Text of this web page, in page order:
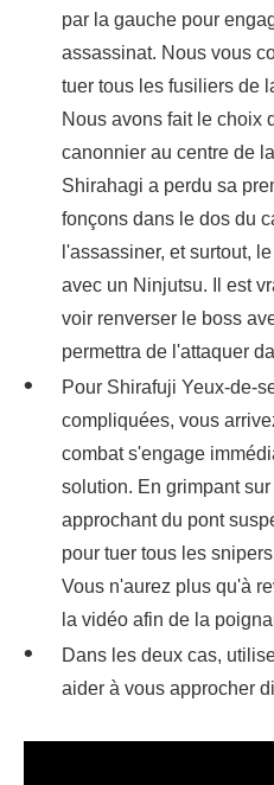
par la gauche pour
assassinat. Nous vous
tuer tous les fusiliers de
Nous avons fait le choix
canonnier au centre de
Shirahagi a perdu sa
fonçons dans le dos du
l'assassiner, et surtout,
avec un Ninjutsu. Il est
voir renverser le boss
permettra de l'attaquer
Pour Shirafuji Yeux-de-
compliquées, vous
combat s'engage
solution. En grimpant
approchant du pont
pour tuer tous les
Vous n'aurez plus qu'à
la vidéo afin de la
Dans les deux cas,
aider à vous approcher